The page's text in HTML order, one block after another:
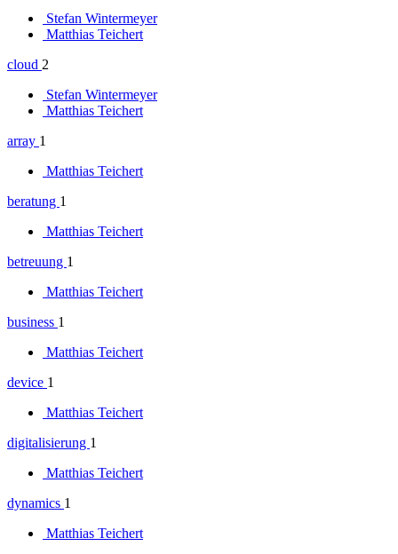
Stefan Wintermeyer
Matthias Teichert
cloud 2
Stefan Wintermeyer
Matthias Teichert
array 1
Matthias Teichert
beratung 1
Matthias Teichert
betreuung 1
Matthias Teichert
business 1
Matthias Teichert
device 1
Matthias Teichert
digitalisierung 1
Matthias Teichert
dynamics 1
Matthias Teichert